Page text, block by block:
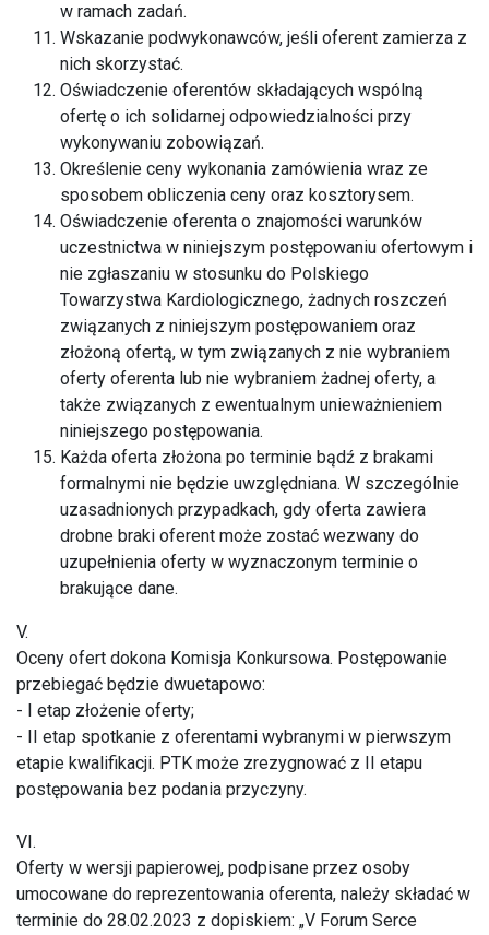
w ramach zadań.
Wskazanie podwykonawców, jeśli oferent zamierza z
nich skorzystać.
Oświadczenie oferentów składających wspólną
ofertę o ich solidarnej odpowiedzialności przy
wykonywaniu zobowiązań.
Określenie ceny wykonania zamówienia wraz ze
sposobem obliczenia ceny oraz kosztorysem.
Oświadczenie oferenta o znajomości warunków
uczestnictwa w niniejszym postępowaniu ofertowym i
nie zgłaszaniu w stosunku do Polskiego
Towarzystwa Kardiologicznego, żadnych roszczeń
związanych z niniejszym postępowaniem oraz
złożoną ofertą, w tym związanych z nie wybraniem
oferty oferenta lub nie wybraniem żadnej oferty, a
także związanych z ewentualnym unieważnieniem
niniejszego postępowania.
Każda oferta złożona po terminie bądź z brakami
formalnymi nie będzie uwzględniana. W szczególnie
uzasadnionych przypadkach, gdy oferta zawiera
drobne braki oferent może zostać wezwany do
uzupełnienia oferty w wyznaczonym terminie o
brakujące dane.
V.
Oceny ofert dokona Komisja Konkursowa. Postępowanie
przebiegać będzie dwuetapowo:
- I etap złożenie oferty;
- II etap spotkanie z oferentami wybranymi w pierwszym
etapie kwalifikacji. PTK może zrezygnować z II etapu
postępowania bez podania przyczyny.
VI.
Oferty w wersji papierowej, podpisane przez osoby
umocowane do reprezentowania oferenta, należy składać w
terminie do 28.02.2023 z dopiskiem: „V Forum Serce